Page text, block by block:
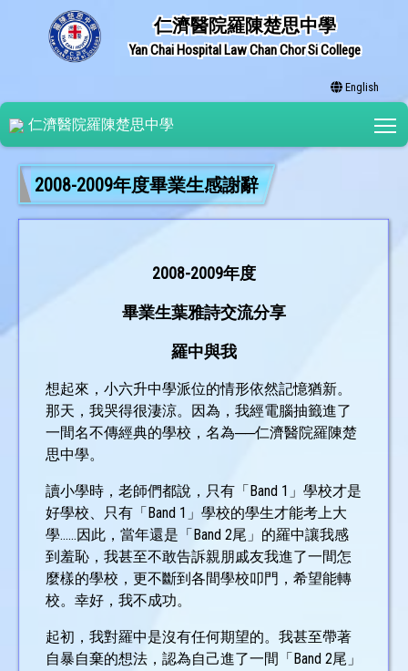
仁濟醫院羅陳楚思中學
Yan Chai Hospital Law Chan Chor Si College
English
仁濟醫院羅陳楚思中學
2008-2009年度畢業生感謝辭
2008-2009年度
畢業生葉雅詩交流分享
羅中與我
想起來，小六升中學派位的情形依然記憶猶新。
那天，我哭得很淒涼。因為，我經電腦抽籤進了
一間名不傳經典的學校，名為──仁濟醫院羅陳楚
思中學。
讀小學時，老師們都說，只有「Band 1」學校才是
好學校、只有「Band 1」學校的學生才能考上大
學……因此，當年還是「Band 2尾」的羅中讓我感
到羞恥，我甚至不敢告訴親朋戚友我進了一間怎
麼樣的學校，更不斷到各間學校叩門，希望能轉
校。幸好，我不成功。
起初，我對羅中是沒有任何期望的。我甚至帶著
自暴自棄的想法，認為自己進了一間「Band 2尾」